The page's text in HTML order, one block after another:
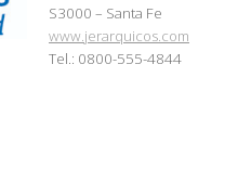
S3000 – Santa Fe
www.jerarquicos.com
Tel.: 0800-555-4844